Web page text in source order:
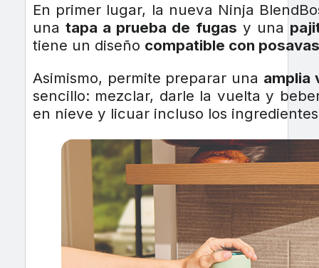
En primer lugar, la nueva Ninja
unatapa a prueba de fugas y una
tiene un diseño compatible con
Asimismo, permite preparar una amplia
sencillo: mezclar, darle la vuelta y
en nieve y licuar incluso los